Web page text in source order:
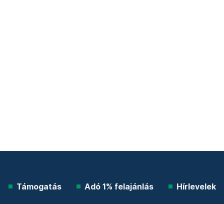
Támogatás Adó 1% felajánlás Hírlevelek